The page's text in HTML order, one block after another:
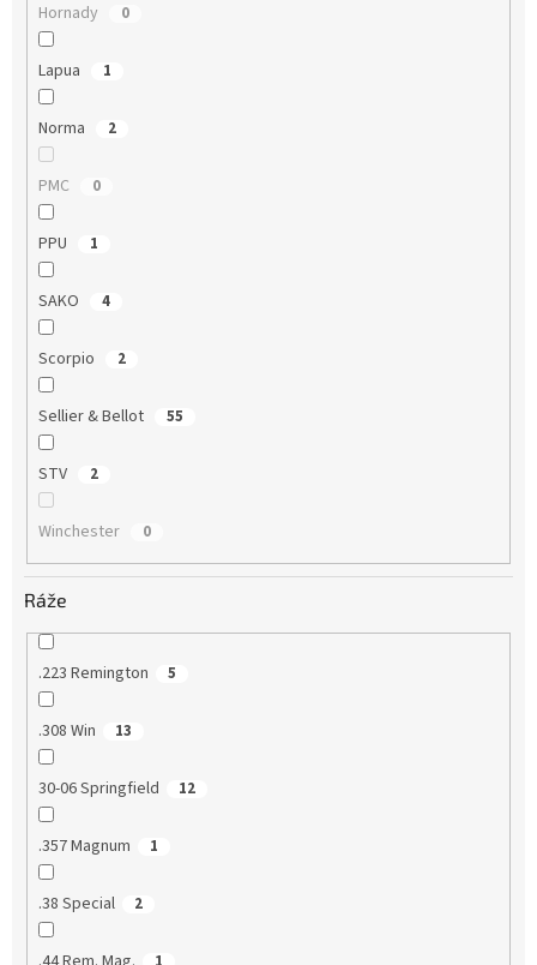
Hornady 0
Lapua 1
Norma 2
PMC 0
PPU 1
SAKO 4
Scorpio 2
Sellier & Bellot 55
STV 2
Winchester 0
Ráže
.223 Remington 5
.308 Win 13
30-06 Springfield 12
.357 Magnum 1
.38 Special 2